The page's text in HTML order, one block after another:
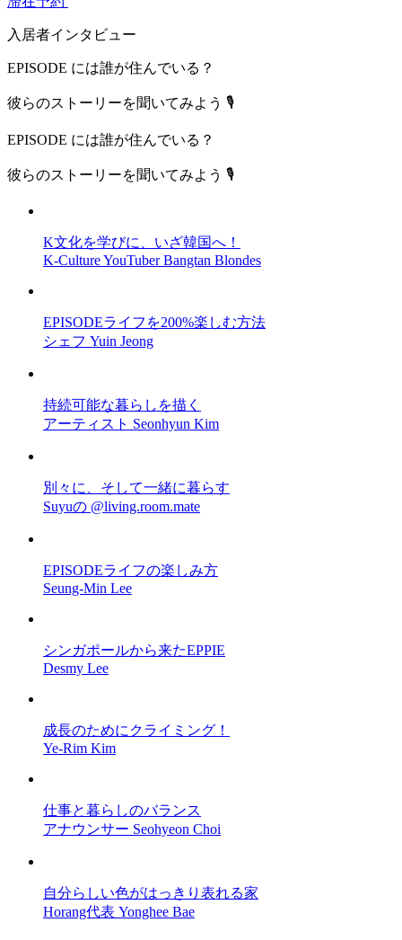
入居者インタビュー
EPISODE には誰が住んでいる？
彼らのストーリーを聞いてみよう 🎙
EPISODE には誰が住んでいる？
彼らのストーリーを聞いてみよう 🎙
K文化を学びに、いざ韓国へ！
K-Culture YouTuber Bangtan Blondes
EPISODEライフを200%楽しむ方法
シェフ Yuin Jeong
持続可能な暮らしを描く
アーティスト Seonhyun Kim
別々に、そして一緒に暮らす
Suyuの @living.room.mate
EPISODEライフの楽しみ方
Seung-Min Lee
シンガポールから来たEPPIE
Desmy Lee
成長のためにクライミング！
Ye-Rim Kim
仕事と暮らしのバランス
アナウンサー Seohyeon Choi
自分らしい色がはっきり表れる家
Horang代表 Yonghee Bae